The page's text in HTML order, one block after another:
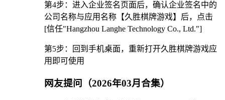
第4步：进入企业签名页面后，确认企业签名中的
公司名称与应用名称【久胜棋牌游戏】后，点击
[信任"Hangzhou Langhe Technology Co., Ltd."]
第5步：回到手机桌面，重新打开久胜棋牌游戏应
用即可使用
网友提问（2026年03月合集）